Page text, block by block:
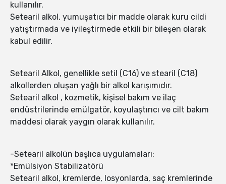
kullanılır.
Setearil alkol, yumuşatıcı bir madde olarak kuru cildi
yatıştırmada ve iyileştirmede etkili bir bileşen olarak
kabul edilir.
Setearil Alkol, genellikle setil (C16) ve stearil (C18)
alkollerden oluşan yağlı bir alkol karışımıdır.
Setearil alkol , kozmetik, kişisel bakım ve ilaç
endüstrilerinde emülgatör, koyulaştırıcı ve cilt bakım
maddesi olarak yaygın olarak kullanılır.
-Setearil alkolün başlıca uygulamaları:
*Emülsiyon Stabilizatörü
Setearil alkol, kremlerde, losyonlarda, saç kremlerinde